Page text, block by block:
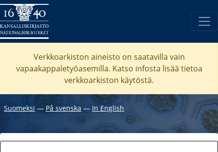
Verkkoarkiston aineisto on saatavilla vain
vapaakappaletyöasemilla. Katso infosta lisää tietoa
verkkoarkiston käytöstä.
Suomeksi ― På svenska ― In English